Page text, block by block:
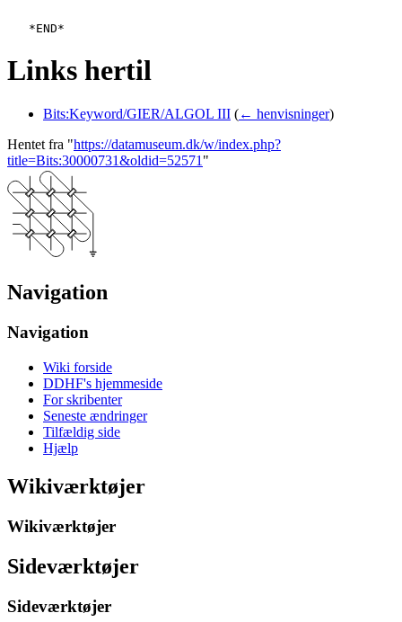
Links hertil
Bits:Keyword/GIER/ALGOL III (← henvisninger)
Hentet fra "https://datamuseum.dk/w/index.php?
title=Bits:30000731&oldid=52571"
Navigation
Navigation
Wiki forside
DDHF's hjemmeside
For skribenter
Seneste ændringer
Tilfældig side
Hjælp
Wikiværktøjer
Wikiværktøjer
Sideværktøjer
Sideværktøjer